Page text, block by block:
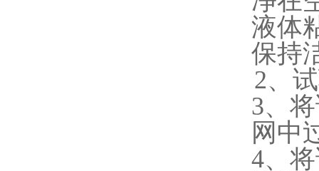
液体
保持
2、
3、
网中
4、